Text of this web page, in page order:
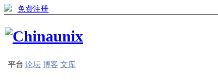
免费注册
平台 论坛 博客 文库